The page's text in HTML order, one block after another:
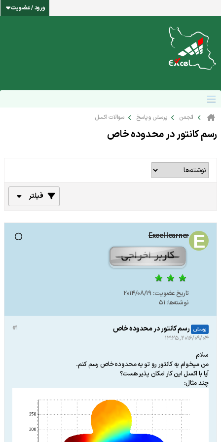
ورود / عضویت
انجمن پرسش و پاسخ سوالات اکسل
رسم کانتور در محدوده خاص
فیلتر
Excel learner
تاریخ عضویت: 2014/08/19
نوشته‌ها: 51
#1 پرسش رسم کانتور در محدوده خاص
2016/09/04, 13:25
سلام
من میخوام یه کانتور رو تو یه محدوده خاص رسم کنم.
آیا با اکسل این کار امکان پذیر هست؟
چند مثال: